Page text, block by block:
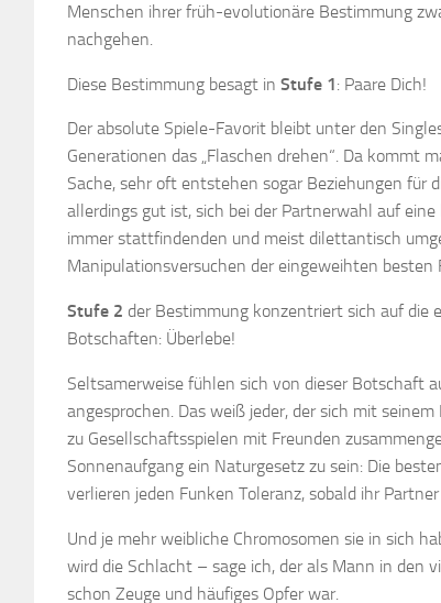
Menschen ihrer früh-evolutionäre Bestimmung
nachgehen.
Diese Bestimmung besagt in Stufe 1: Paare Dich!
Der absolute Spiele-Favorit bleibt unter den
Generationen das „Flaschen drehen“. Da kommt
Sache, sehr oft entstehen sogar Beziehungen für
allerdings gut ist, sich bei der Partnerwahl auf
immer stattfindenden und meist dilettantisch
Manipulationsversuchen der eingeweihten besten
Stufe 2 der Bestimmung konzentriert sich auf die
Botschaften: Überlebe!
Seltsamerweise fühlen sich von dieser Botschaft
angesprochen. Das weiß jeder, der sich mit
zu Gesellschaftsspielen mit Freunden
Sonnenaufgang ein Naturgesetz zu sein: Die
verlieren jeden Funken Toleranz, sobald ihr
Und je mehr weibliche Chromosomen sie in sich
wird die Schlacht – sage ich, der als Mann in den
schon Zeuge und häufiges Opfer war.